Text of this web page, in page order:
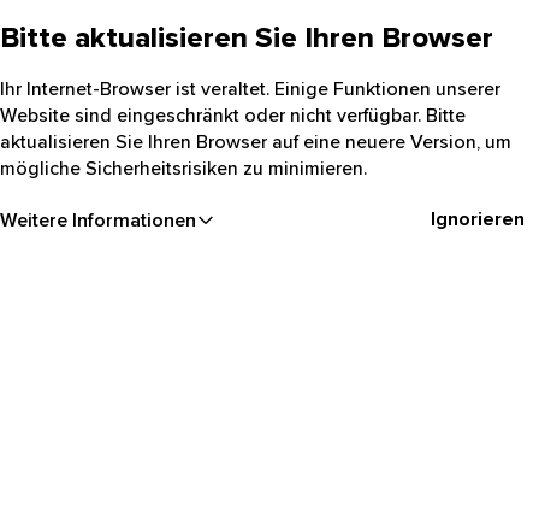
Bitte aktualisieren Sie Ihren Browser
Ihr Internet-Browser ist veraltet. Einige Funktionen unserer
Website sind eingeschränkt oder nicht verfügbar. Bitte
aktualisieren Sie Ihren Browser auf eine neuere Version, um
mögliche Sicherheitsrisiken zu minimieren.
Weitere Informationen Ignorieren